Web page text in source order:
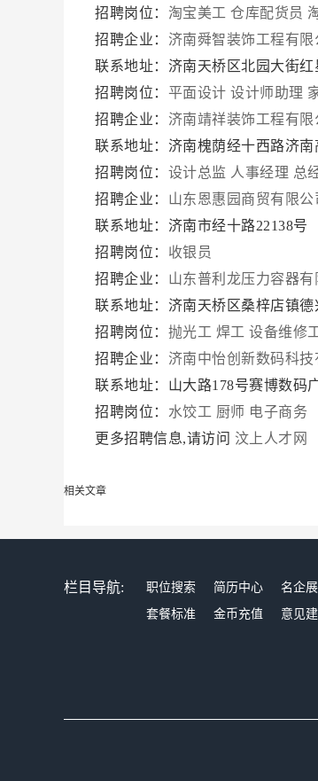
招聘岗位： 淘宝美工 仓库配货员
招聘企业： 济南舜智装饰工程有限
联系地址：济南天桥区北园大街
招聘岗位： 平面设计 设计师助理
招聘企业： 济南靖祥装饰工程有限
联系地址：济南槐荫经十西路济
招聘岗位： 设计总监 人事经理 总
招聘企业： 山东恩惠园商贸有限公
联系地址：济南市经十路22138号
招聘岗位： 收银员
招聘企业： 山东普利龙压力容器有
联系地址：济南天桥区桑梓店镇德
招聘岗位： 抛光工 焊工 设备维修
招聘企业： 济南中怡创新数码科技
联系地址：山大路178号赛博数码
招聘岗位： 水饺工 厨师 电子商务
更多招聘信息,请访问 汶上人才网
相关文章
栏目导航: 职位搜索 简历中心 名企
套餐标准
金币充值 意见